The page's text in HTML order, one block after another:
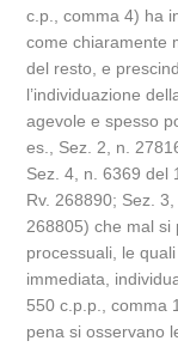
c.p., comma 4) ha
come chiaramente
del resto, e
l’individuazione
agevole e spesso
es., Sez. 2, n.
Sez. 4, n. 6369 del
Rv. 268890; Sez.
268805) che mal si
processuali, le
immediata,
550 c.p.p., comma
pena si osservano